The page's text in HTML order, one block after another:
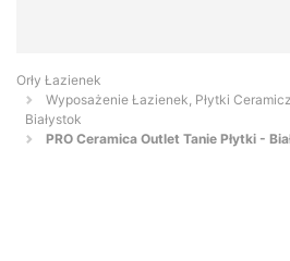
Orły Łazienek
Wyposażenie Łazienek, Płytki
Białystok
PRO Ceramica Outlet Tanie Płytki -